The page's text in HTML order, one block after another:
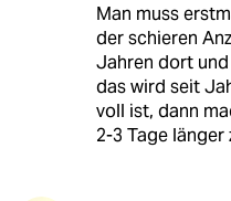
Man muss
der schieren
Jahren dort
das wird seit
voll ist, dann
2-3 Tage länger